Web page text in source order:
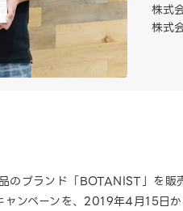
株式
株式
のブランド「BOTANIST」を
ンペーンを、2019年4月15日